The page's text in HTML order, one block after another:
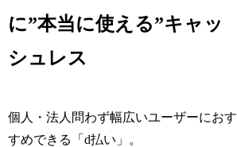
に”本当に使える”キャッ
シュレス
個人・法人問わず幅広いユーザーにおす
すめできる「d払い」。